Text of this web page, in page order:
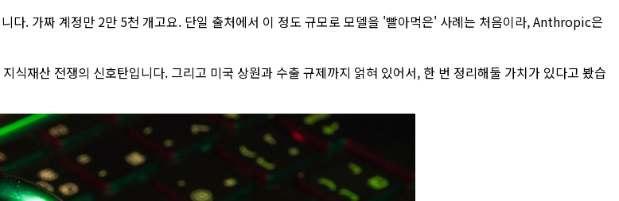
. 가짜 계정만 2만 5천 개고요. 단일 출처에서 이 정도 규모로 모델을 '빨아먹은' 사례는 처음이라, Anthropic은
재산 전쟁의 신호탄입니다. 그리고 미국 상원과 수출 규제까지 얽혀 있어서, 한 번 정리해둘 가치가 있다고 봤습